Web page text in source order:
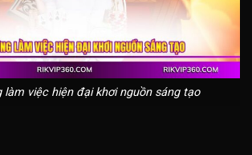
làm việc hiện đại khơi nguồn sáng tạo